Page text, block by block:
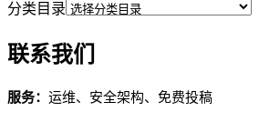
分类目录
联系我们
服务： 运维、安全架构、免费投稿